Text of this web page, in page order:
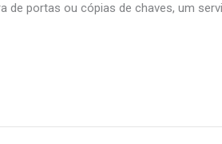
de portas ou cópias de chaves, um